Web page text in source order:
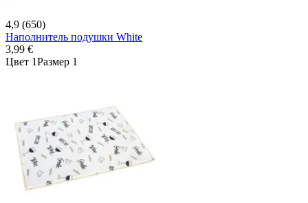
4,9 (650)
Наполнитель подушки White
3,99 €
Цвет 1Размер 1